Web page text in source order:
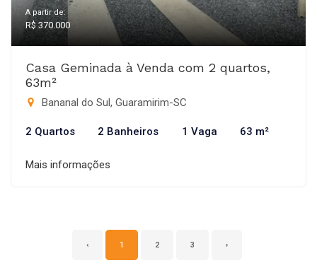
A partir de:
R$ 370.000
Casa Geminada à Venda com 2 quartos,
63m²
Bananal do Sul, Guaramirim-SC
2 Quartos 2 Banheiros 1 Vaga 63 m²
Mais informações
‹ 1 2 3 ›